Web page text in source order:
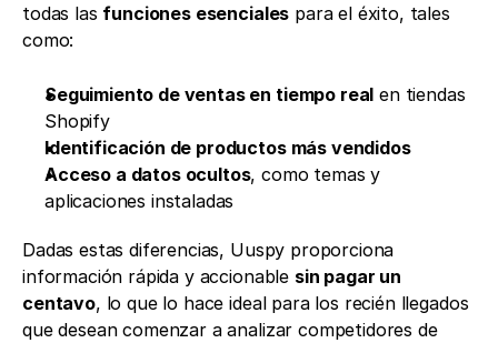
todas las funciones esenciales para el éxito, tales
como:
Seguimiento de ventas en tiempo real en tiendas
Shopify
Identificación de productos más vendidos
Acceso a datos ocultos, como temas y
aplicaciones instaladas
Dadas estas diferencias, Uuspy proporciona
información rápida y accionable sin pagar un
centavo, lo que lo hace ideal para los recién llegados
que desean comenzar a analizar competidores de